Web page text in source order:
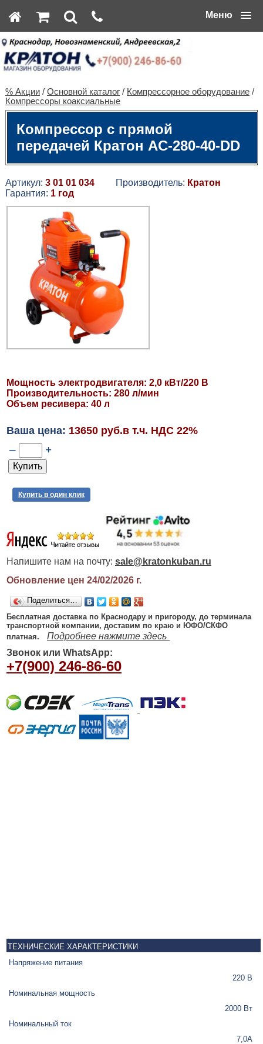
Меню
% Акции/ Основной каталог/ Компрессорное оборудование/
Компрессоры коаксиальные
Компрессор с прямой
передачей Кратон AC-280-40-DD
Артикул: 3 01 01 034Производитель: Кратон
Гарантия: 1 год
Мощность электродвигателя: 2,0 кВт/220 В
Производительность: 280 л/мин
Объем ресивера: 40 л
Ваша цена: 13650 руб.в т.ч. НДС 22%
– +
Купить в один клик
Напишите нам на почту: sale@kratonkuban.ru
Обновление цен 24/02/2026г.
Поделиться…
Бесплатная доставка по Краснодару и пригороду, до терминала
транспортной компании, доставим по краю и ЮФО/СКФО
платная.
Подробнее нажмите здесь
Звонок или WhatsApp:
+7(900) 246-86-60
ТЕХНИЧЕСКИЕ ХАРАКТЕРИСТИКИ
Напряжение питания
220 В
Номинальная мощность
2000 Вт
Номинальный ток
7,0А